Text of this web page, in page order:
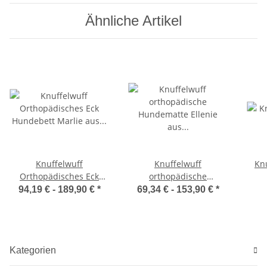
Ähnliche Artikel
Knuffelwuff
Orthopädisches Eck
Hundebett Marlie aus
94,19 € - 189,90 € *
Knuffelwuff
orthopädische
Hundematte Ellenie aus
69,34 € - 153,90 € *
Kategorien